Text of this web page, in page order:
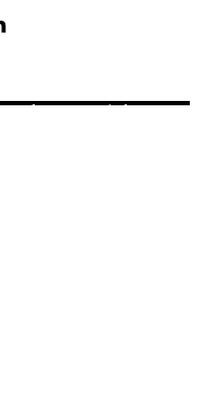
aus. Wir kommen